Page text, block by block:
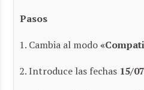
Pasos
Cambia al modo
Introduce las fechas 15/